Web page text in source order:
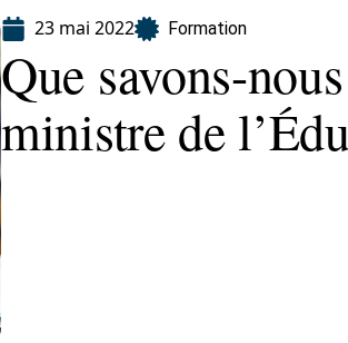
23 mai 2022 Formation
Que savons-
ministre de